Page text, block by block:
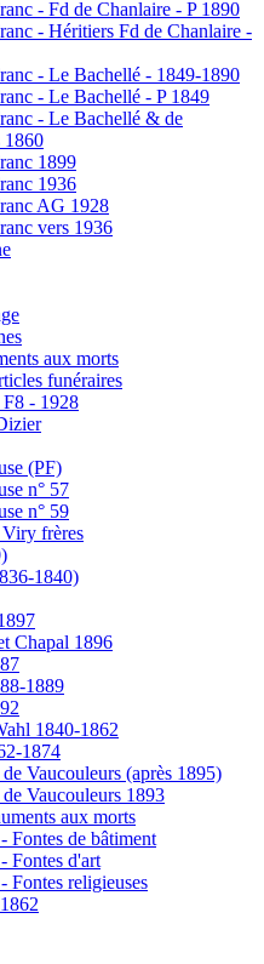
- Fd de Chanlaire - P 1890
- Héritiers Fd de Chanlaire -
- Le Bachellé - 1849-1890
- Le Bachellé - P 1849
- Le Bachellé & de
1860
1899
1936
AG 1928
vers 1936
aux morts
funéraires
- 1928
(PF)
n° 57
n° 59
frères
1840)
Chapal 1896
1889
1840-1862
1874
Vaucouleurs (après 1895)
Vaucouleurs 1893
aux morts
Fontes de bâtiment
Fontes d'art
Fontes religieuses